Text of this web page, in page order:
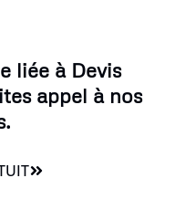
liée à Devis
appel à nos